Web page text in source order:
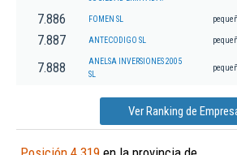
7.886 FOMEN SL
7.887 ANTECODIGO SL
7.888
ANELSA INVERSIONES 2005
SL
Ver Ranking de